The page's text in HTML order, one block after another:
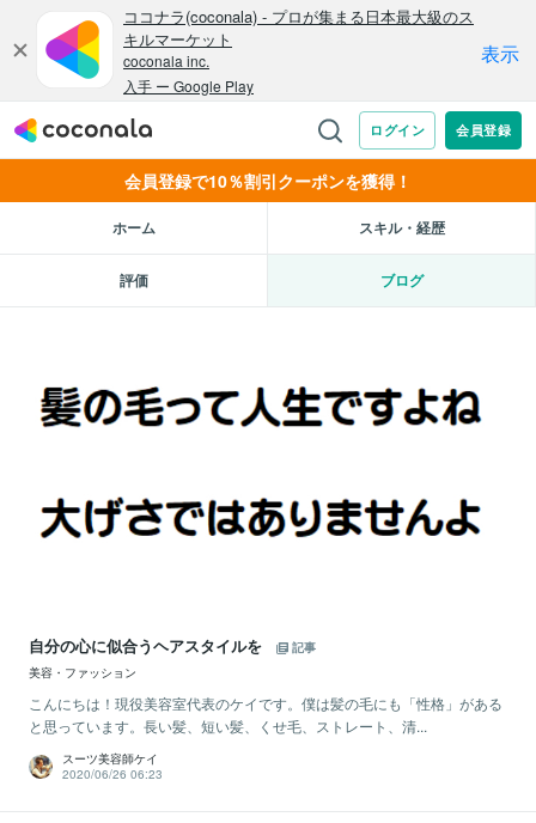
会員登録で10％割引クーポンを獲得！
ホーム スキル・経歴
評価 ブログ
自分の心に似合うヘアスタイルを
記事
美容・ファッション
こんにちは！現役美容室代表のケイです。僕は髪の毛にも「性格」がある
と思っています。長い髪、短い髪、くせ毛、ストレート、清...
スーツ美容師ケイ
2020/06/26 06:23